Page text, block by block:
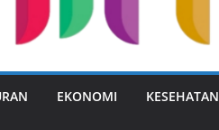
EKONOMI KESEHATAN